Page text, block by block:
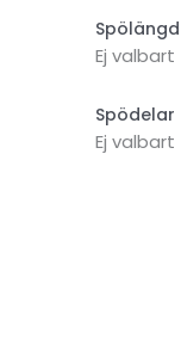
Spölängd
Ej valbart
Spödelar
Ej valbart